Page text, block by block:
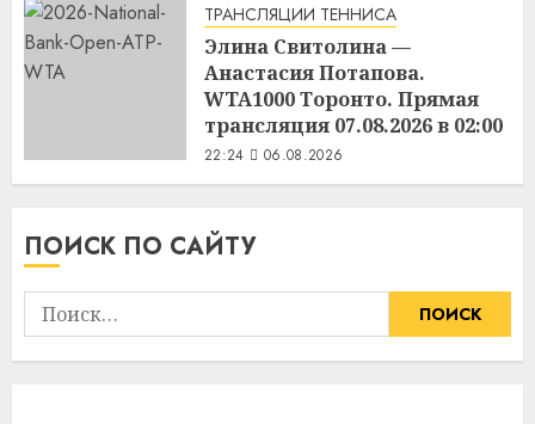
ТРАНСЛЯЦИИ ТЕННИСА
Элина Свитолина —
Анастасия Потапова.
WTA1000 Торонто. Прямая
трансляция 07.08.2026 в 02:00
22:24 06.08.2026
ПОИСК ПО САЙТУ
Найти: